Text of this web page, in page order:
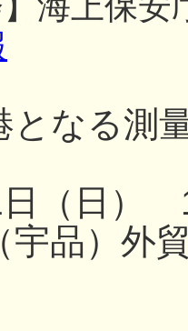
となる測
日（日）
宇品）外